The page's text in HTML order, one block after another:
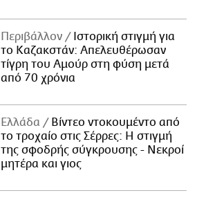
Περιβάλλον
Ιστορική στιγμή για
το Καζακστάν: Απελευθέρωσαν
τίγρη του Αμούρ στη φύση μετά
από 70 χρόνια
Ελλάδα
Βίντεο ντοκουμέντο από
το τροχαίο στις Σέρρες: Η στιγμή
της σφοδρής σύγκρουσης - Νεκροί
μητέρα και γιος